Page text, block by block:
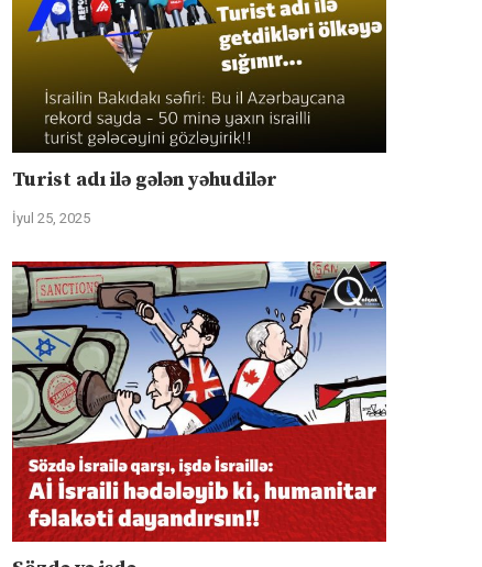
Turist adı ilə gələn yəhudilər
İyul 25, 2025